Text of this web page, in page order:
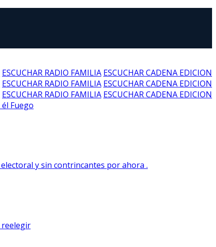
ESCUCHAR RADIO FAMILIA ESCUCHAR CADENA EDICION
ESCUCHAR RADIO FAMILIA ESCUCHAR CADENA EDICION
ESCUCHAR RADIO FAMILIA ESCUCHAR CADENA EDICION